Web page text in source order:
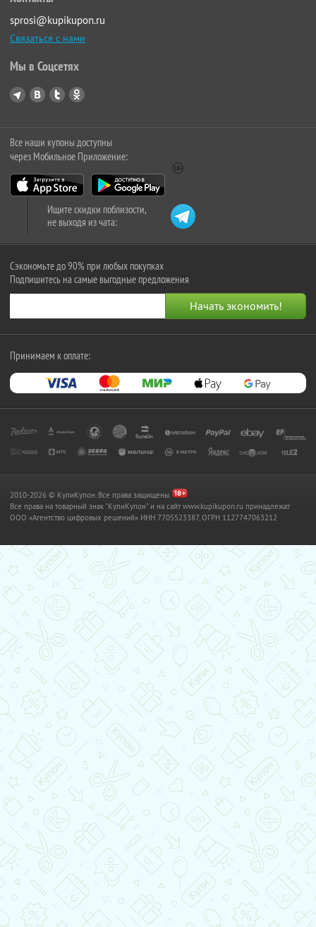
sprosi@kupikupon.ru
Связаться с нами
Мы в Соцсетях
Все наши купоны доступны
через Мобильное Приложение:
Ищите скидки поблизости,
не выходя из чата:
Сэкономьте до 90% при любых покупках
Подпишитесь на самые выгодные предложения
Принимаем к оплате:
2010-2026 © КупиКупон. Все права защищены.
Все права на товарный знак "КупиКупон" и на сайт www.kupikupon.ru принадлежат
OOO «Агентство цифровых решений» ИНН 7705523387, ОГРН 1127747063212